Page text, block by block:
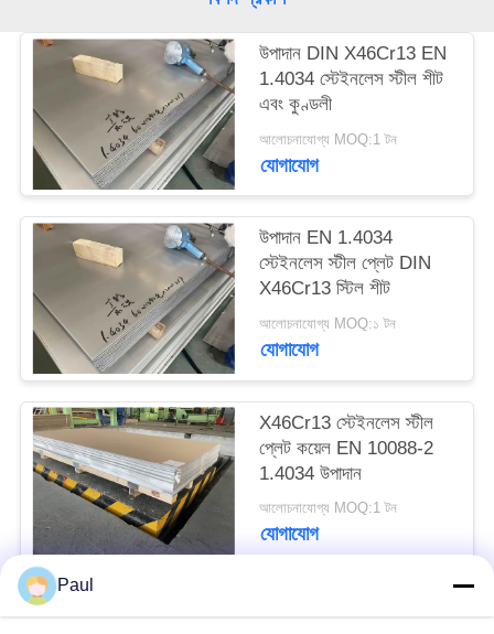
সাইট
PRIVACY
POLICY
উপাদান DIN X46Cr13 EN
1.4034 স্টেইনলেস স্টীল শীট
এবং কুণ্ডলী
আলোচনাযোগ্য MOQ:1 টন
যোগাযোগ
উপাদান EN 1.4034
স্টেইনলেস স্টীল প্লেট DIN
X46Cr13 স্টিল শীট
আলোচনাযোগ্য MOQ:১ টন
যোগাযোগ
X46Cr13 স্টেইনলেস স্টীল
প্লেট কয়েল EN 10088-2
1.4034 উপাদান
আলোচনাযোগ্য MOQ:1 টন
যোগাযোগ
Paul